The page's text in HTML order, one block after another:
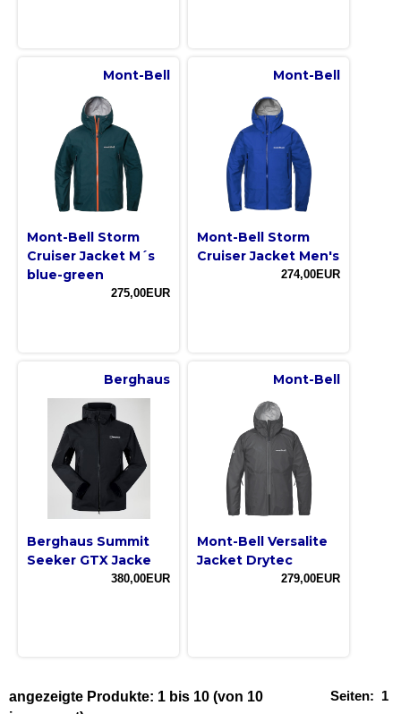
Mont-Bell
Mont-Bell Storm
Cruiser Jacket M´s
blue-green
275,00EUR
Mont-Bell
Mont-Bell Storm
Cruiser Jacket Men's
274,00EUR
Berghaus
Berghaus Summit
Seeker GTX Jacke
380,00EUR
Mont-Bell
Mont-Bell Versalite
Jacket Drytec
279,00EUR
Seiten: 1
angezeigte Produkte: 1 bis 10 (von 10